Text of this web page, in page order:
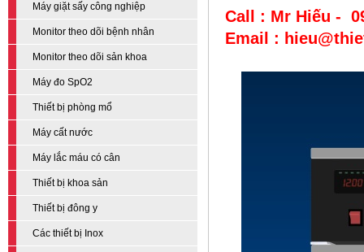
Máy giặt sấy công nghiệp
Monitor theo dõi bệnh nhân
Monitor theo dõi sản khoa
Máy đo SpO2
Thiết bị phòng mổ
Máy cất nước
Máy lắc máu có cân
Thiết bị khoa sản
Thiết bị đông y
Các thiết bị Inox
Call : Mr Hiếu -
Email :